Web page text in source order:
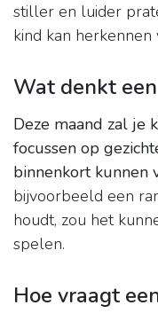
stiller en luider
kind kan herkennen
Wat denkt
Deze maand zal je
focussen op
binnenkort kunnen
bijvoorbeeld een
houdt, zou het
spelen.
Hoe vraagt